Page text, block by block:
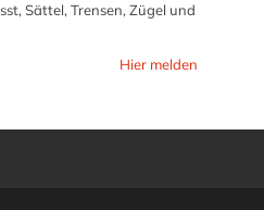
Sättel, Trensen, Zügel und
Hier melden